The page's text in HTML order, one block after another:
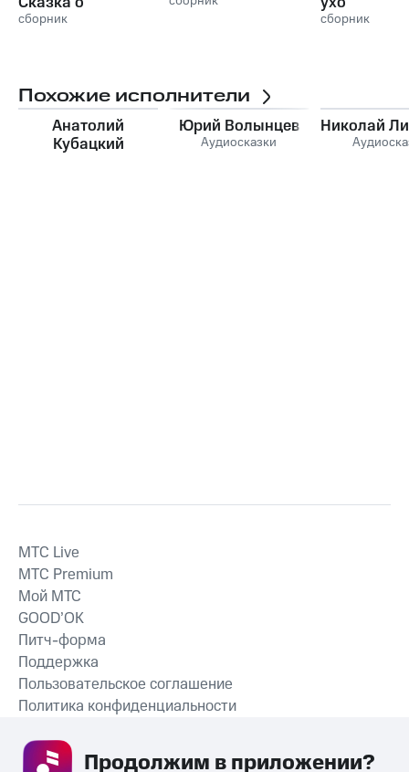
потерянном
сборник сборник
Похожие исполнители
Анатолий
Кубацкий
Юрий Волынцев
Аудиосказки
Николай
СКАЧАТЬ ПРИЛОЖЕНИЕ
MTС Live
MTС Premium
Мой МТС
GOOD’OK
Питч-форма
Поддержка
Пользовательское соглашение
Политика конфиденциальности